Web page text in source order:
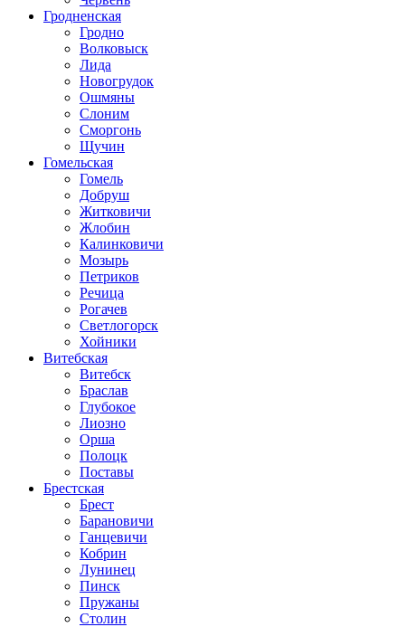
Гродненская
Гродно
Волковыск
Лида
Новогрудок
Ошмяны
Слоним
Сморгонь
Щучин
Гомельская
Гомель
Добруш
Житковичи
Жлобин
Калинковичи
Мозырь
Петриков
Речица
Рогачев
Светлогорск
Хойники
Витебская
Витебск
Браслав
Глубокое
Лиозно
Орша
Полоцк
Поставы
Брестская
Брест
Барановичи
Ганцевичи
Кобрин
Лунинец
Пинск
Пружаны
Столин